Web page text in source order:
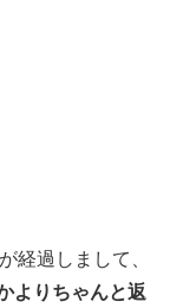
経過しまして、
よりちゃんと返